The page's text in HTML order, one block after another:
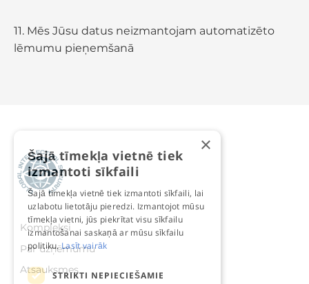
11. Mēs Jūsu datus neizmantojam automatizēto
lēmumu pieņemšanā
Kompleksi
Par uzņēmumu
Atsauksmes
×
Šajā tīmekļa vietnē tiek
izmantoti sīkfaili
Šajā tīmekļa vietnē tiek izmantoti sīkfaili, lai
uzlabotu lietotāju pieredzi. Izmantojot mūsu
tīmekļa vietni, jūs piekrītat visu sīkfailu
izmantošanai saskaņā ar mūsu sīkfailu
politiku.Lasīt vairāk
STRIKTI NEPIECIEŠAMIE